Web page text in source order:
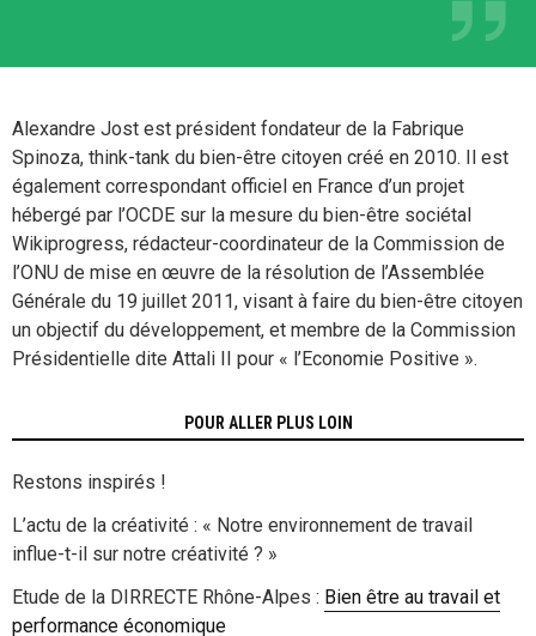
Alexandre Jost est président fondateur de la Fabrique
Spinoza, think-tank du bien-être citoyen créé en 2010. Il est
également correspondant officiel en France d’un projet
hébergé par l’OCDE sur la mesure du bien-être sociétal
Wikiprogress, rédacteur-coordinateur de la Commission de
l’ONU de mise en œuvre de la résolution de l’Assemblée
Générale du 19 juillet 2011, visant à faire du bien-être citoyen
un objectif du développement, et membre de la Commission
Présidentielle dite Attali II pour « l’Economie Positive ».
POUR ALLER PLUS LOIN
Restons inspirés !
L’actu de la créativité : « Notre environnement de travail
influe-t-il sur notre créativité ? »
Etude de la DIRRECTE Rhône-Alpes : Bien être au travail et
performance économique